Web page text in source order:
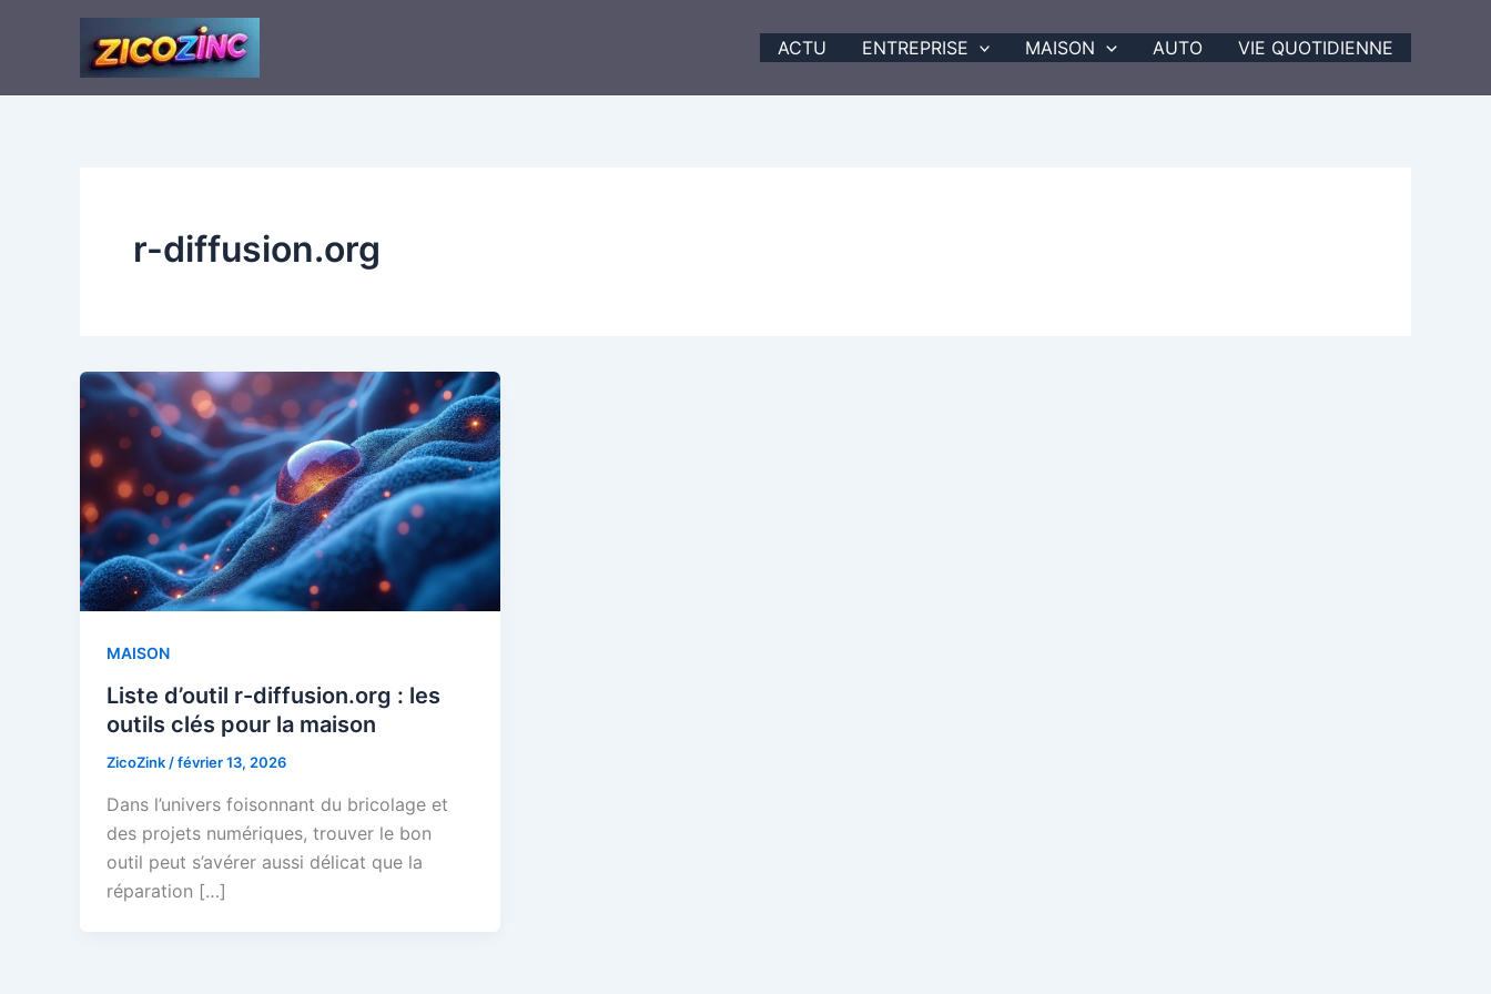
ACTU ENTREPRISE MAISON AUTO VIE QUOTIDIENNE
r-diffusion.org
MAISON
Liste d’outil r-diffusion.org : les
outils clés pour la maison
ZicoZink /février 13, 2026
Dans l’univers foisonnant du bricolage et
des projets numériques, trouver le bon
outil peut s’avérer aussi délicat que la
réparation […]